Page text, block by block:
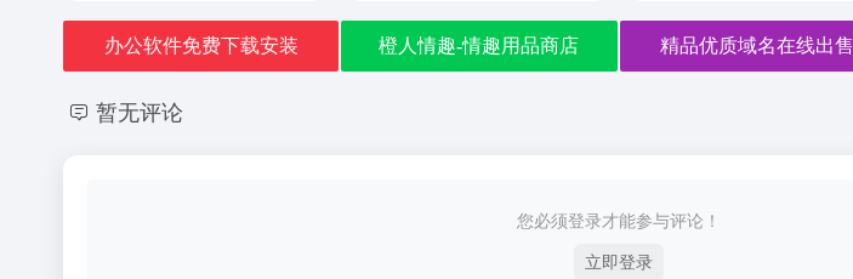
办公软件免费下载安装 橙人情趣-情趣用品商店 精品优质域名在线出售
暂无评论
您必须登录才能参与评论！
立即登录